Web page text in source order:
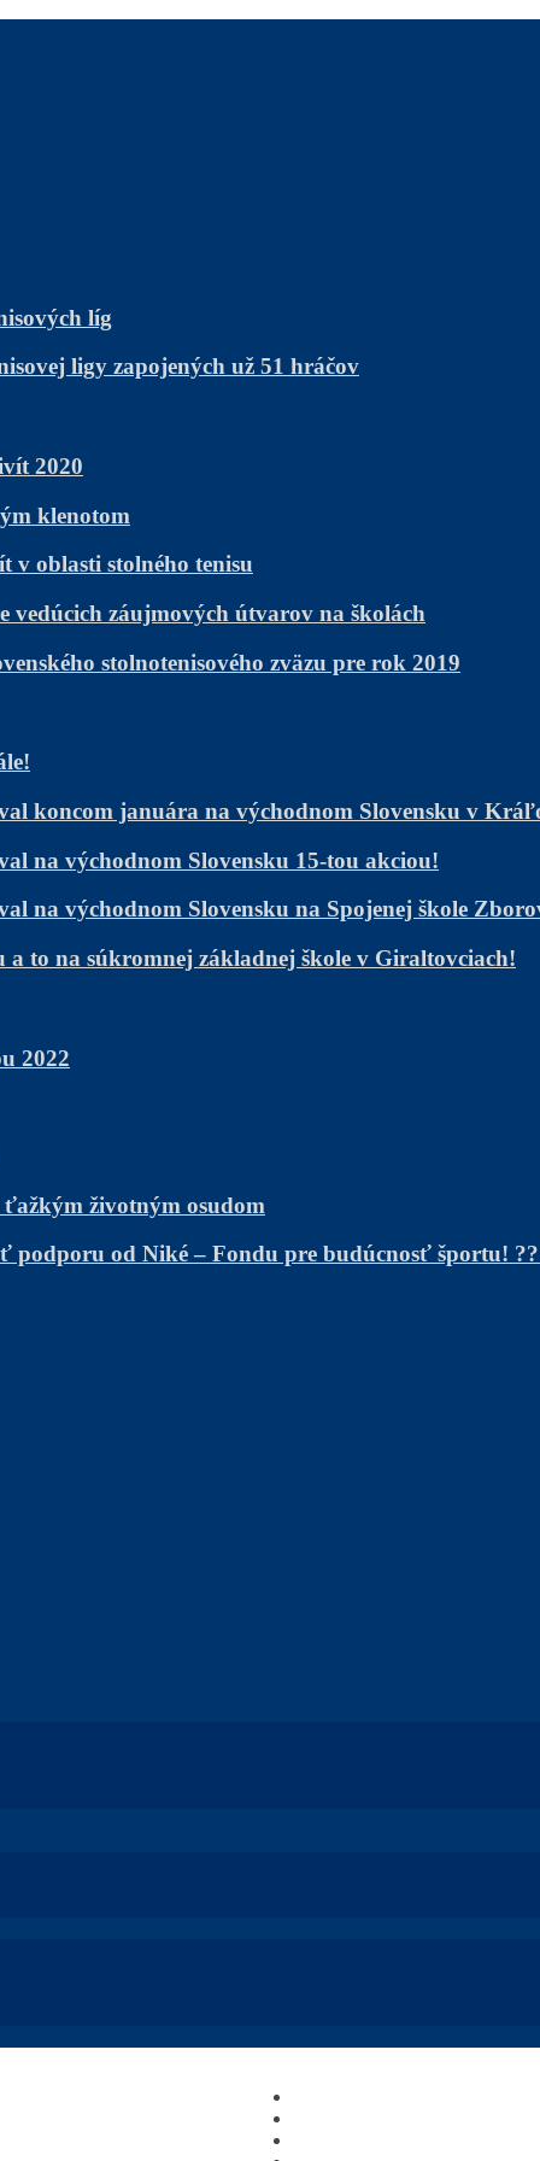
líg
ligy zapojených už 51 hráčov
2020
klenotom
oblasti stolného tenisu
záujmových útvarov na školách
stolnotenisového zväzu pre rok 2019
koncom januára na východnom Slovensku v
na východnom Slovensku 15-tou akciou!
na východnom Slovensku na Spojenej škole
a to na súkromnej základnej škole v Giraltovciach!
2022
životným osudom
podporu od Niké – Fondu pre budúcnosť športu!